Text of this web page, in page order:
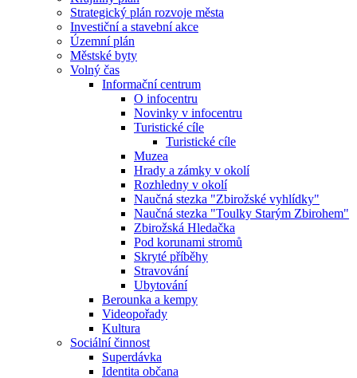
Strategický plán rozvoje města
Investiční a stavební akce
Územní plán
Městské byty
Volný čas
Informační centrum
O infocentru
Novinky v infocentru
Turistické cíle
Turistické cíle
Muzea
Hrady a zámky v okolí
Rozhledny v okolí
Naučná stezka "Zbirožské vyhlídky"
Naučná stezka "Toulky Starým Zbirohem"
Zbirožská Hledačka
Pod korunami stromů
Skryté příběhy
Stravování
Ubytování
Berounka a kempy
Videopořady
Kultura
Sociální činnost
Superdávka
Identita občana